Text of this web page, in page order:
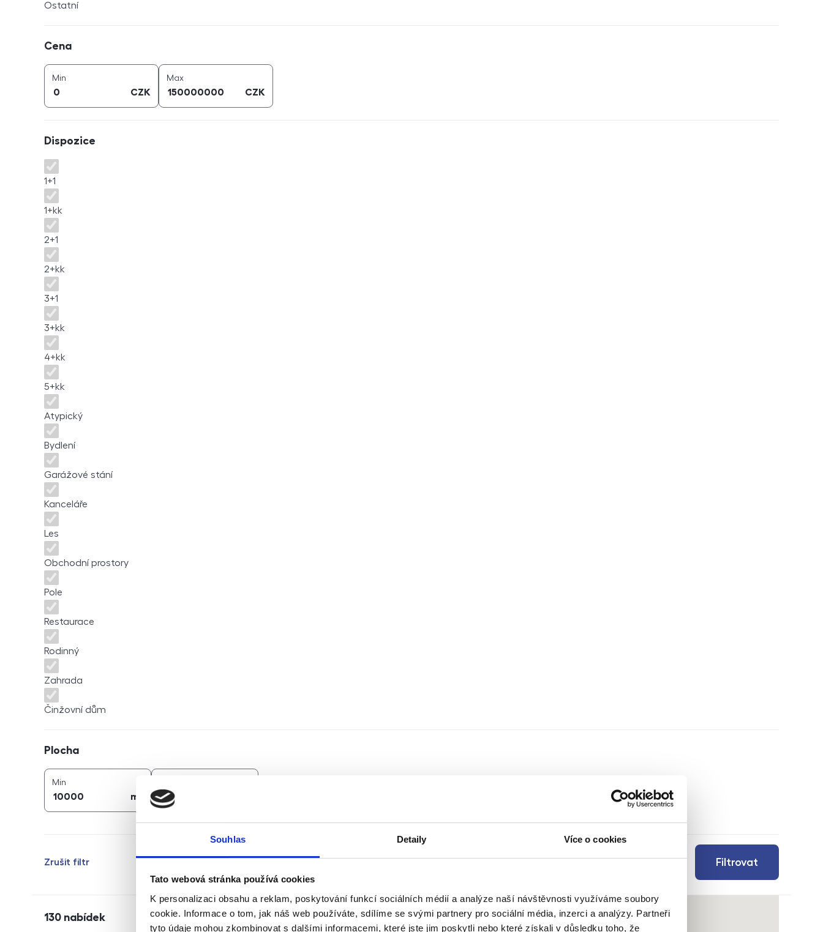
Souhlas Detaily Více o cookies
Tato webová stránka používá cookies
K personalizaci obsahu a reklam, poskytování funkcí sociálních médií a analýze naší návštěvnosti využíváme soubory
cookie. Informace o tom, jak náš web používáte, sdílíme se svými partnery pro sociální média, inzerci a analýzy. Partneři
tyto údaje mohou zkombinovat s dalšími informacemi, které jste jim poskytli nebo které získali v důsledku toho, že
Ostatní
Cena
Min
CZK
Maxcena (
CZK
Dispozice
Dispozice
1+1
1+kk
2+1
2+kk
3+1
3+kk
4+kk
5+kk
Atypický
Bydlení
Garážové stání
Kanceláře
Les
Obchodní prostory
Pole
Restaurace
Rodinný
Zahrada
Činžovní dům
Plocha
Min
m
Filtrovat
Zrušit filtr
130 nabídek Řazení
Měna